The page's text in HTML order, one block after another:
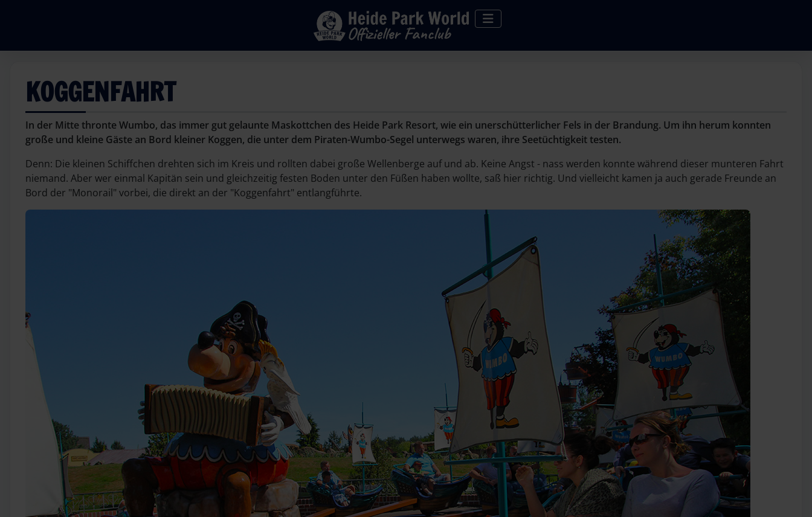
KOGGENFAHRT
In der Mitte thronte Wumbo, das immer gut gelaunte Maskottchen des Heide Park Resort, wie ein unerschütterlicher Fels in der Brandung. Um ihn herum konnten
große und kleine Gäste an Bord kleiner Koggen, die unter dem Piraten-Wumbo-Segel unterwegs waren, ihre Seetüchtigkeit testen.
Denn: Die kleinen Schiffchen drehten sich im Kreis und rollten dabei große Wellenberge auf und ab. Keine Angst - nass werden konnte während dieser munteren Fahrt
niemand. Aber wer einmal Kapitän sein und gleichzeitig festen Boden unter den Füßen haben wollte, saß hier richtig. Und vielleicht kamen ja auch gerade Freunde an
Bord der "Monorail" vorbei, die direkt an der "Koggenfahrt" entlangführte.